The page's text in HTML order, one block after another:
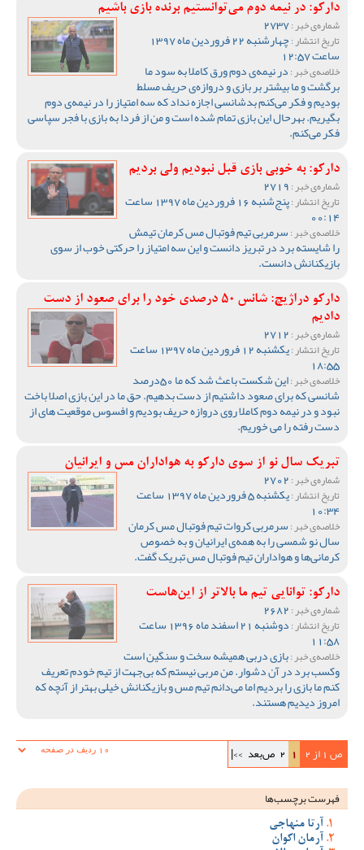
دارکو: در نیمه دوم می‌توانستیم برنده بازی باشیم
شماره‌ی خبر :
تاریخ انتشار : چهارشنبه 22 فروردین ماه 1397
ساعت 12:57
خلاصه‌ی خبر :در نیمه‌ی دوم ورق کاملا به سود ما
برگشت و ما بیشتر بر بازی و دروازه‌ی حریف مسلط
بودیم و فکر می‌کنم بدشانسی اجازه نداد که سه امتیاز را در نیمه‌ی دوم
بگیریم. بهرحال این بازی تمام شده است و من از فردا به بازی با فجر سپاسی
فکر می‌کنم.
دارکو: به خوبی بازی قبل نبودیم ولی بردیم
شماره‌ی خبر :
تاریخ انتشار : پنج‌شنبه 16 فروردین ماه 1397 ساعت
00:14
خلاصه‌ی خبر :سرمربی تیم فوتبال مس کرمان تیمش
را شایسته برد در تبریز دانست و این سه امتیاز را حرکتی خوب از سوی
بازیکنانش دانست.
دارکو دراژیچ: شانس 50 درصدی خود را برای صعود از دست
دادیم
شماره‌ی خبر :
تاریخ انتشار : یکشنبه 12 فروردین ماه 1397 ساعت
18:55
خلاصه‌ی خبر : این شکست باعث شد که ما 50درصد
شانسی که برای صعود داشتیم از دست بدهیم. حق ما در این بازی اصلا باخت
نبود و در نیمه دوم کاملا روی دروازه حریف بودیم و افسوس موقعیت های از
دست رفته را می خوریم.
تبریک سال نو از سوی دارکو به هواداران مس و ایرانیان
شماره‌ی خبر :
تاریخ انتشار : یکشنبه 5 فروردین ماه 1397 ساعت
10:34
خلاصه‌ی خبر :سرمربی کروات تیم فوتبال مس کرمان
سال نو شمسی را به همه‌ی ایرانیان و به خصوص
کرمانی‌ها و هواداران تیم فوتبال مس تبریک گفت.
دارکو: توانایی تیم ما بالاتر از این‌هاست
شماره‌ی خبر :
تاریخ انتشار : دوشنبه 21 اسفند ماه 1396 ساعت
11:58
خلاصه‌ی خبر :بازی دربی همیشه سخت و سنگین است
وکسب برد در آن دشوار. من مربی نیستم که بی‌جهت از تیم خودم تعریف
کنم ما بازی را بردیم اما می‌دانم تیم مس و بازیکنانش خیلی بهتر از آنچه که
امروز دیدیم هستند.
ص 1 از 2 1
2 ص‌بعد >>|
فهرست برچسب‌ها
آرتا منهاجی
آرمان اکوان